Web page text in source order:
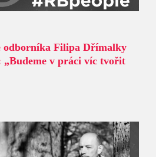
odborníka Filipa Dřímalky
v práci víc tvořit